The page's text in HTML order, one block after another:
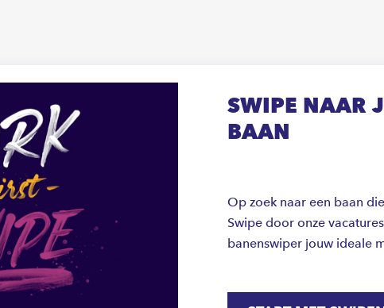
SWIPE NAAR
BAAN
Op zoek naar een baan
Swipe door onze
banenswiper jouw ideale